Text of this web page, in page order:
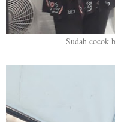
Sudah cocok